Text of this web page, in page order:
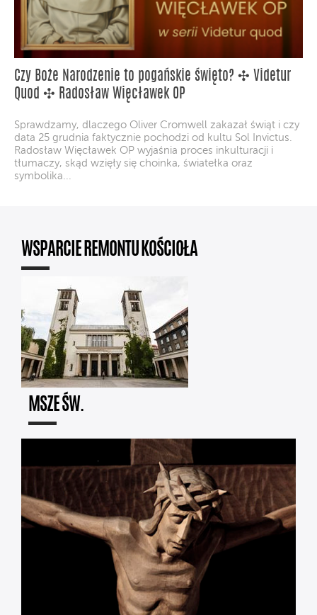
Czy Boże Narodzenie to pogańskie święto? ✣ Videtur
Quod ✣ Radosław Więcławek OP
Sprawdzamy, dlaczego Oliver Cromwell zakazał świąt i czy
data 25 grudnia faktycznie pochodzi od kultu Sol Invictus.
Radosław Więcławek OP wyjaśnia proces inkulturacji i
tłumaczy, skąd wzięły się choinka, światełka oraz
symbolika...
WSPARCIE REMONTU KOŚCIOŁA
MSZE ŚW.